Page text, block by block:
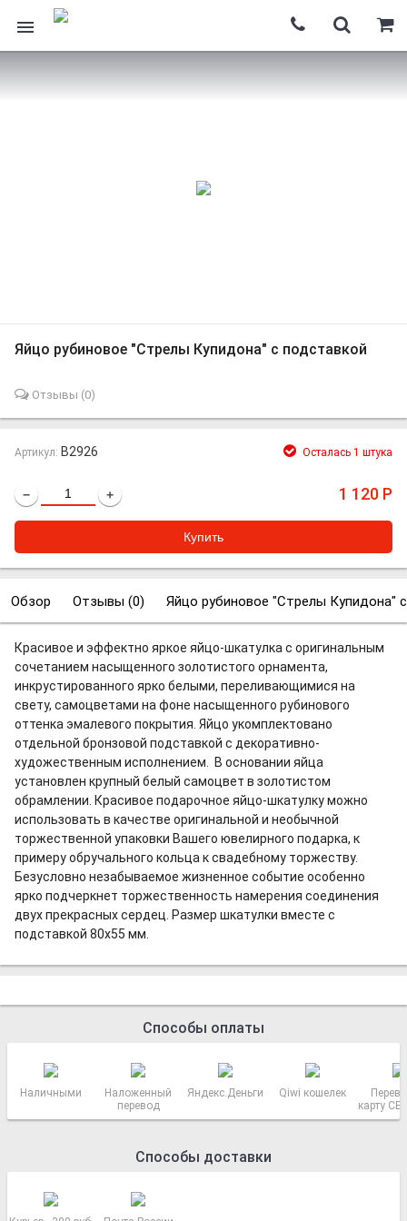
Яйцо рубиновое "Стрелы Купидона" с подставкой
Отзывы (0)
Артикул: B2926 Осталась 1 штука
− + 1 120 Р
Обзор Отзывы (0) Яйцо рубиновое "Стрелы Купидона"
Красивое и эффектно яркое яйцо-шкатулка с оригинальным
сочетанием насыщенного золотистого орнамента,
инкрустированного ярко белыми, переливающимися на
свету, самоцветами на фоне насыщенного рубинового
оттенка эмалевого покрытия. Яйцо укомплектовано
отдельной бронзовой подставкой с декоративно-
художественным исполнением. В основании яйца
установлен крупный белый самоцвет в золотистом
обрамлении. Красивое подарочное яйцо-шкатулку можно
использовать в качестве оригинальной и необычной
торжественной упаковки Вашего ювелирного подарка, к
примеру обручального кольца к свадебному торжеству.
Безусловно незабываемое жизненное событие особенно
ярко подчеркнет торжественность намерения соединения
двух прекрасных сердец. Размер шкатулки вместе с
подставкой 80х55 мм.
Способы оплаты
Наличными
Наложенный
перевод
Яндекс.Деньги Qiwi кошелек
карту
Способы доставки